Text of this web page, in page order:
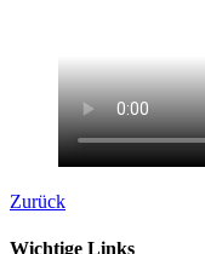
Zurück
Wichtige Links